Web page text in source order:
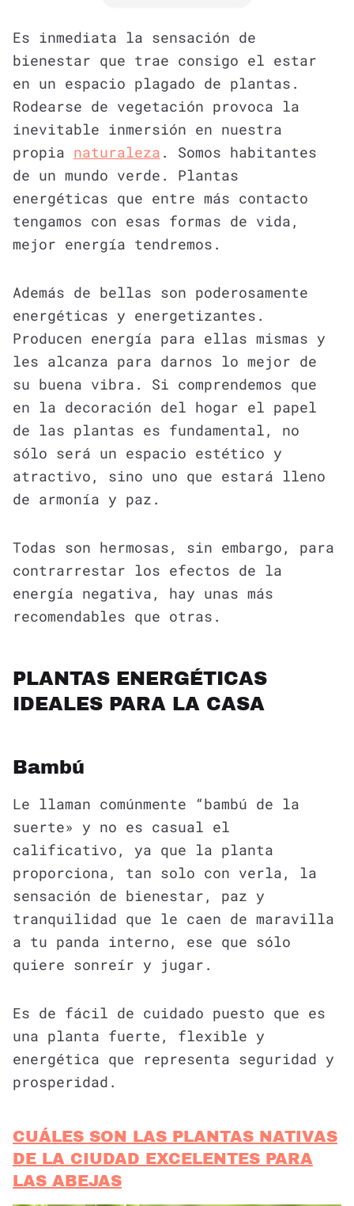
Es inmediata la sensación de
bienestar que trae consigo el estar
en un espacio plagado de plantas.
Rodearse de vegetación provoca la
inevitable inmersión en nuestra
propia naturaleza . Somos habitantes
de un mundo verde. Plantas
energéticas que entre más contacto
tengamos con esas formas de vida,
mejor energía tendremos.
Además de bellas son poderosamente
energéticas y energetizantes.
Producen energía para ellas mismas y
les alcanza para darnos lo mejor de
su buena vibra. Si comprendemos que
en la decoración del hogar el papel
de las plantas es fundamental, no
sólo será un espacio estético y
atractivo, sino uno que estará lleno
de armonía y paz.
Todas son hermosas, sin embargo, para
contrarrestar los efectos de la
energía negativa, hay unas más
recomendables que otras.
PLANTAS ENERGÉTICAS
IDEALES PARA LA CASA
Bambú
Le llaman comúnmente “bambú de la
suerte» y no es casual el
calificativo, ya que la planta
proporciona, tan solo con verla, la
sensación de bienestar, paz y
tranquilidad que le caen de maravilla
a tu panda interno, ese que sólo
quiere sonreír y jugar.
Es de fácil de cuidado puesto que es
una planta fuerte, flexible y
energética que representa seguridad y
prosperidad.
CUÁLES SON LAS PLANTAS NATIVAS
DE LA CIUDAD EXCELENTES PARA
LAS ABEJAS